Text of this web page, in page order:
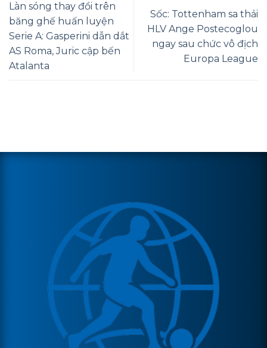
Làn sóng thay đổi trên
băng ghế huấn luyện
Serie A: Gasperini dẫn dắt
AS Roma, Juric cập bến
Atalanta
Sốc: Tottenham sa thải
HLV Ange Postecoglou
ngay sau chức vô địch
Europa League